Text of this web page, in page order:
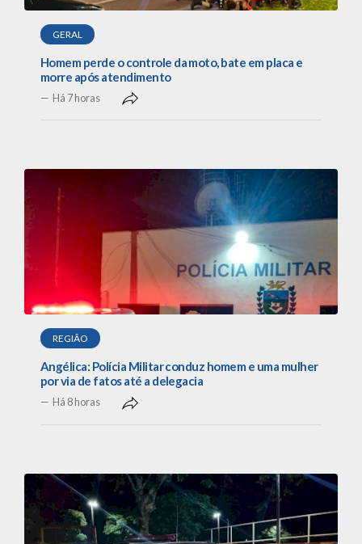
GERAL
Homem perde o controle da moto, bate em placa e
morre após atendimento
Há 7 horas
REGIÃO
Angélica: Polícia Militar conduz homem e uma mulher
por via de fatos até a delegacia
Há 8 horas